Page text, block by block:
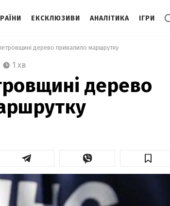
ЕКСКЛЮЗИВИ АНАЛІТИКА ІГРИ
дерево привалило маршрутку
1 хв
дерево